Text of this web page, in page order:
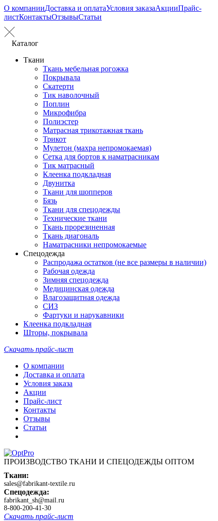
О компанииДоставка и оплатаУсловия заказаАкцииПрайс-
листКонтактыОтзывыСтатьи
Каталог
Ткани
Ткань мебельная рогожка
Покрывала
Скатерти
Тик наволочный
Поплин
Микрофибра
Полиэстер
Матрасная трикотажная ткань
Трикот
Мулетон (махра непромокаемая)
Сетка для бортов к наматрасникам
Тик матрасный
Клеенка подкладная
Двунитка
Ткани для шопперов
Бязь
Ткани для спецодежды
Технические ткани
Ткань прорезиненная
Ткань диагональ
Наматрасники непромокаемые
Спецодежда
Распродажа остатков (не все размеры в наличии)
Рабочая одежда
Зимняя спецодежда
Медицинская одежда
Влагозащитная одежда
СИЗ
Фартуки и нарукавники
Клеенка подкладная
Шторы, покрывала
Скачать прайс-лист
О компании
Доставка и оплата
Условия заказа
Акции
Прайс-лист
Контакты
Отзывы
Статьи
ПРОИЗВОДСТВО ТКАНИ И СПЕЦОДЕЖДЫ ОПТОМ
Ткани:
sales@fabrikant-textile.ru
Спецодежда:
fabrikant_sh@mail.ru
8-800-200-41-30
Скачать прайс-лист